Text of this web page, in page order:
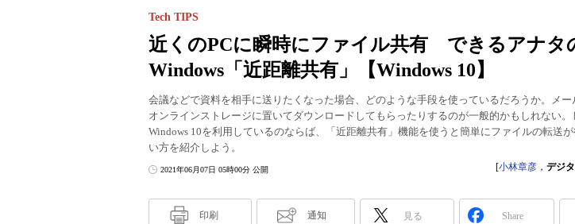
近くのPCに瞬時にファイル共有 できるアナタ
Windows「近距離共有」【Windows 10】
Tech TIPS
会議などで資料を相手に送りたくなった場合、どのような手段を使っているだろうか。メー
オンラインストレージに置いてダウンロードしてもらったりするのが一般的かもしれない
Windows 10を利用しているのならば、「近距離共有」機能を使うと簡単にファイルの転送
い方を紹介しよう。
2021年06月07日 05時00分 公開 [小林章彦 ， デジ
印刷 通知 見る Share